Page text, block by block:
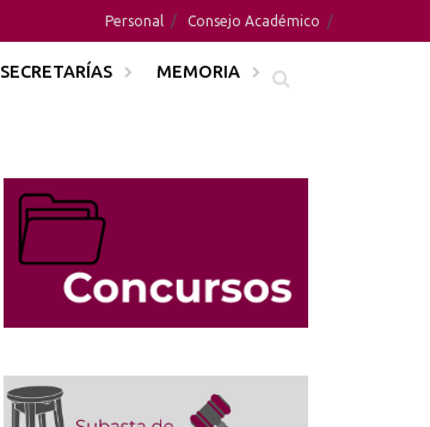
Personal Consejo Académico
SECRETARÍAS MEMORIA